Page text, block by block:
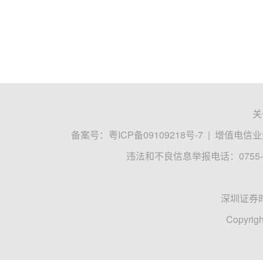
备案号： 粤ICP备09109218号-7 | 增值电信
违法和不良信息举报电话：
深圳证券